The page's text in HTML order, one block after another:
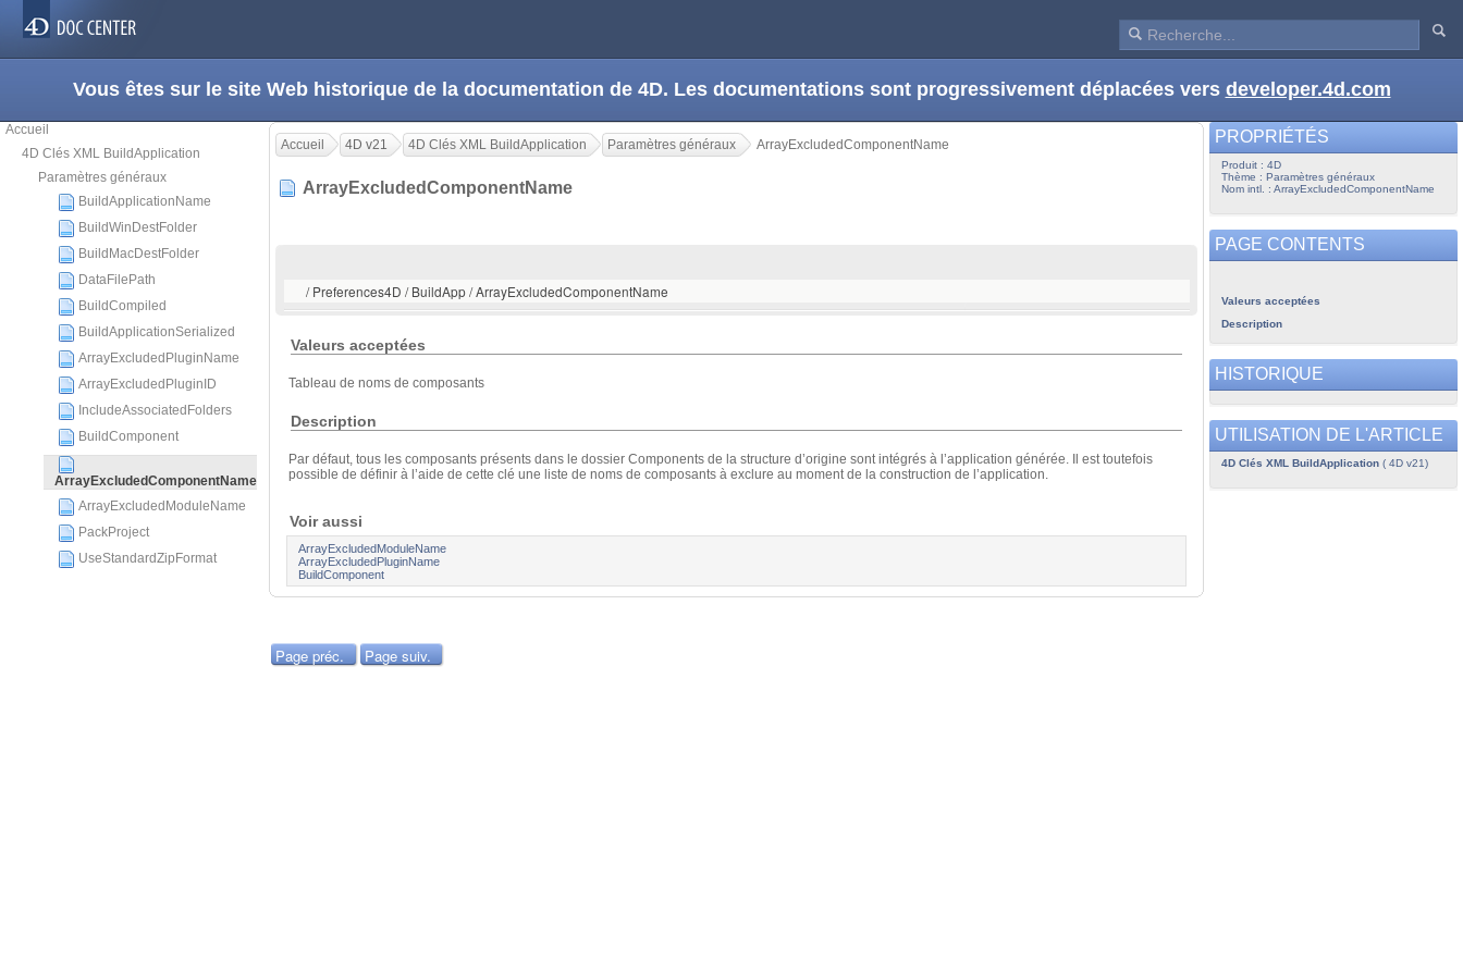
Vous êtes sur le site Web historique de la documentation de 4D. Les documentations sont progressivement déplacées vers developer.4d.com
Accueil
4D Clés XML BuildApplication
Paramètres généraux
BuildApplicationName
BuildWinDestFolder
BuildMacDestFolder
DataFilePath
BuildCompiled
BuildApplicationSerialized
ArrayExcludedPluginName
ArrayExcludedPluginID
IncludeAssociatedFolders
BuildComponent
ArrayExcludedComponentName
ArrayExcludedModuleName
PackProject
UseStandardZipFormat
Accueil 4D v21 4D Clés XML BuildApplication Paramètres généraux ArrayExcludedComponentName
ArrayExcludedComponentName
/ Preferences4D / BuildApp / ArrayExcludedComponentName
Valeurs acceptées
Tableau de noms de composants
Description
Par défaut, tous les composants présents dans le dossier Components de la structure d’origine sont intégrés à l’application générée. Il est toutefois
possible de définir à l’aide de cette clé une liste de noms de composants à exclure au moment de la construction de l’application.
Voir aussi
ArrayExcludedModuleName
ArrayExcludedPluginName
BuildComponent
Page préc. Page suiv.
PROPRIÉTÉS
Produit : 4D
Thème : Paramètres généraux
Nom intl. : ArrayExcludedComponentName
PAGE CONTENTS
Valeurs acceptées
Description
HISTORIQUE
UTILISATION DE L'ARTICLE
4D Clés XML BuildApplication( 4D v21)